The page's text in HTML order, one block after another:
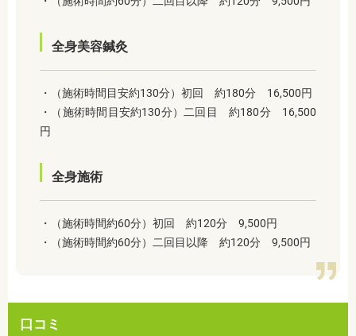
全身美容鍼灸
・（施術時間目安約130分）初回 約180分 16,500円
・（施術時間目安約130分）二回目 約180分 16,500
円
全身施術
・（施術時間約60分）初回 約120分 9,500円
・（施術時間約60分）二回目以降 約120分 9,500円
口コミ